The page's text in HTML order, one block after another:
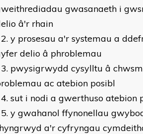
gwasanaeth i
â'r rhain
y prosesau a'r systemau a
delio â phroblemau
pwysigrwydd cysylltu â
ac atebion posibl
sut i nodi a gwerthuso atebion
y gwahanol ffynonellau
a'r cyfryngau